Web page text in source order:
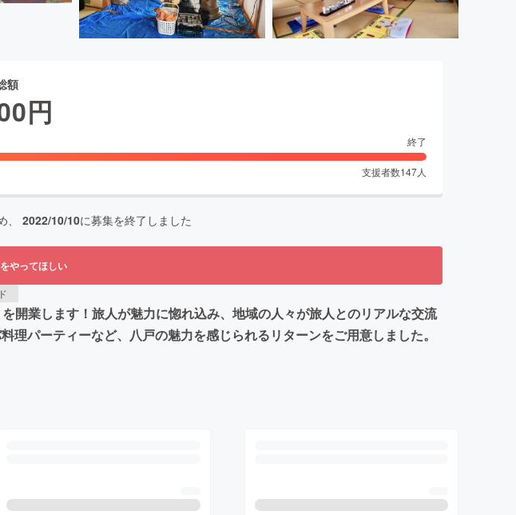
額
円
終了
支援者数147人
、 2022/10/10に募集を終了しました
やってほしい
開業します！旅人が魅力に惚れ込み、地域の人々が旅人とのリアルな交流
パーティーなど、八戸の魅力を感じられるリターンをご用意しました。